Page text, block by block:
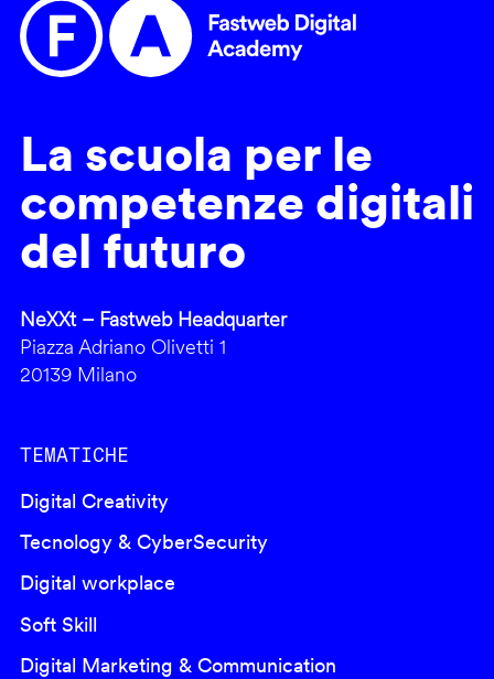
La scuola per le
competenze digitali
del futuro
NeXXt – Fastweb Headquarter
Piazza Adriano Olivetti 1
20139 Milano
TEMATICHE
Digital Creativity
Tecnology & CyberSecurity
Digital workplace
Soft Skill
Digital Marketing & Communication